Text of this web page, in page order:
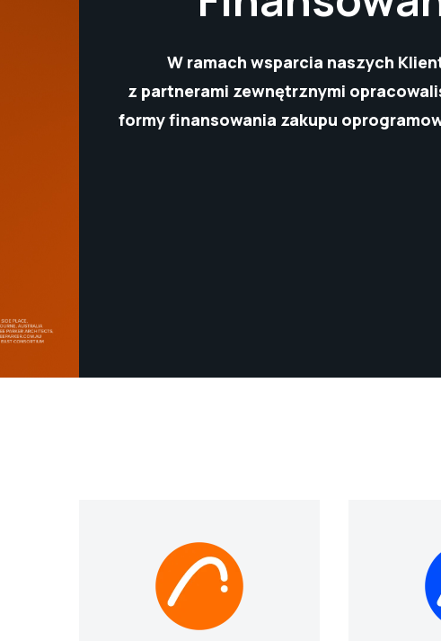
W ramach wsparcia naszych
z partnerami zewnętrznymi
formy finansowania zakupu